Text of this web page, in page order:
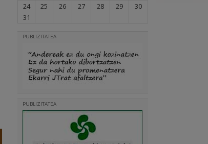
24
25 26 27 28 29
30
31
PUBLIZITATEA
PUBLIZITATEA